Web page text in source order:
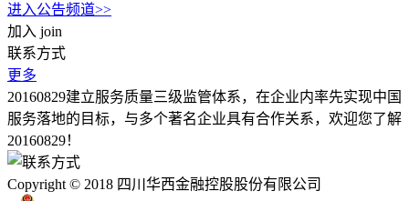
进入公告频道>>
加入 join
联系方式
更多
20160829建立服务质量三级监管体系，在企业内率先实现中国
服务落地的目标，与多个著名企业具有合作关系，欢迎您了解
20160829！
Copyright © 2018 四川华西金融控股股份有限公司